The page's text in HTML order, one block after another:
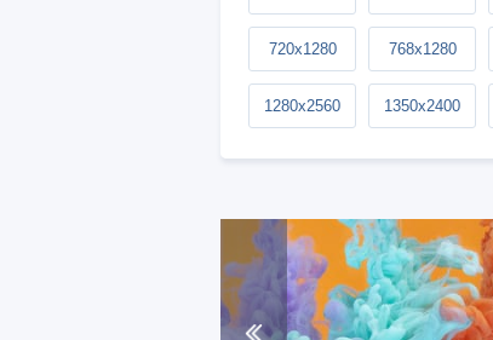
720x1280 768x1280
1280x2560 1350x2400